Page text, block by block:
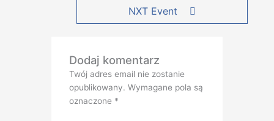
NXT Event
Dodaj komentarz
Twój adres email nie zostanie
opublikowany. Wymagane pola są
oznaczone *